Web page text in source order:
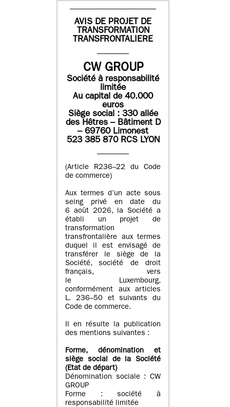
AVIS DE PROJET DE
TRANSFORMATION
TRANSFRONTALIERE
CW GROUP
Société à responsabilité
limitée
Au capital de 40.000
euros
Siège social : 330 allée
des Hêtres – Bâtiment D
– 69760 Limonest
523 385 870 RCS LYON
(Article R236–22 du Code
de commerce)
Aux termes d’un acte sous
seing privé en date du
6 août 2026, la Société a
établi un projet de
transformation
transfrontalière aux termes
duquel il est envisagé de
transférer le siège de la
Société, société de droit
français, vers
le Luxembourg,
conformément aux articles
L. 236–50 et suivants du
Code de commerce.
Il en résulte la publication
des mentions suivantes :
Forme, dénomination et
siège social de la Société
(Etatde départ)
Dénomination sociale : CW
GROUP
Forme : société à
responsabilité limitée